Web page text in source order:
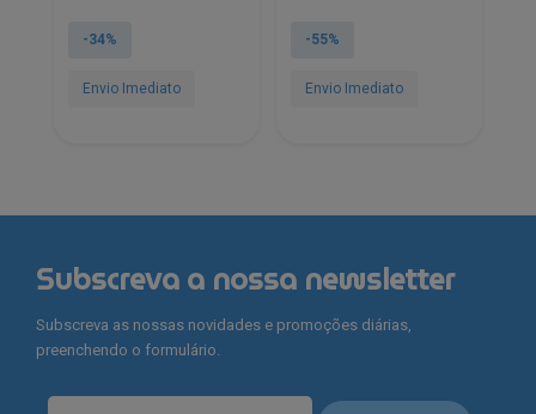
original
€68.33.
atual
€45.36.
-34%
Envio Imediato
original
€73.60.
atual
€32.90.
-55%
Envio Imediato
Subscreva a nossa newsletter
Subscreva as nossas novidades e promoções diárias,
preenchendo o formulário.